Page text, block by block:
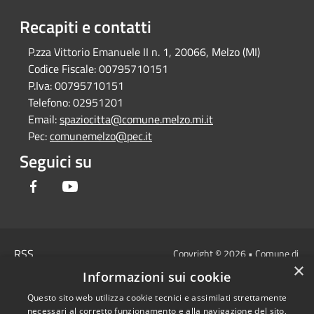
Recapiti e contatti
P.zza Vittorio Emanuele II n. 1, 20066, Melzo (MI)
Codice Fiscale:00795710151
P.Iva:00795710151
Telefono:02951201
Email:spaziocitta@comune.melzo.mi.it
Pec:comunemelzo@pec.it
Seguici su
Facebook
RSS
Cookie
Copyright © 2026 • Comune di
Melzo - Città Metropolitana di
Milano • Powered by
Municipium•Accesso
×
Informazioni sui cookie
Questo sito web utilizza cookie tecnici e assimilati strettamente
necessari al corretto funzionamento e alla navigazione del sito,